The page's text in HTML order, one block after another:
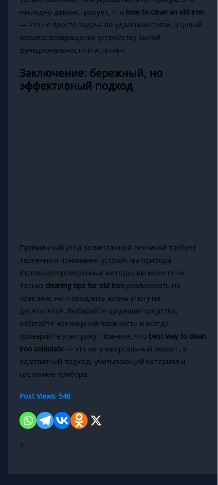
наглядно демонстрирует, что how to clean an old iron
— это не просто задача по удалению грязи, а целый
процесс возвращения устройству былой
функциональности и эстетики.
Заключение: бережный, но
эффективный подход
Правильный уход за винтажной техникой требует
терпения и понимания устройства прибора.
Используя проверенные методы, вы можете не
только cleaning tips for old ironреализовать на
практике, но и продлить жизнь утюгу на
десятилетия. Выбирайте щадящие средства,
избегайте чрезмерной влажности и всегда
проверяйте электрику. Помните, что best way to clean
iron soleplate— это не универсальный рецепт, а
адаптивный подход, учитывающий материал и
состояние прибора.
Post Views: 548
7